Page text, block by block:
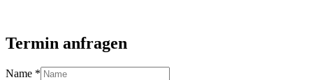
Termin anfragen
Name *